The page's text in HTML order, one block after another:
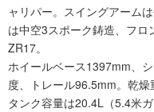
ャリパー。スイングアーム
は中空3スポーク鋳造、フ
ZR17。
ホイールベース1397mm、
度、トレール96.5mm。乾
タンク容量は20.4L（5.4米